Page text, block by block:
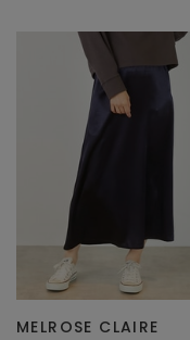
MELROSE CLAIRE